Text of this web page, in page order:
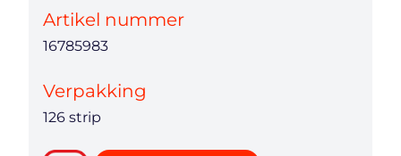
Artikel nummer
16785983
Verpakking
126 strip